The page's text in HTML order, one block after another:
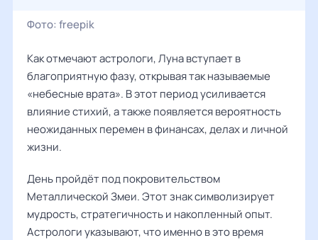
Фото: freepik
Как отмечают астрологи, Луна вступает в
благоприятную фазу, открывая так называемые
«небесные врата». В этот период усиливается
влияние стихий, а также появляется вероятность
неожиданных перемен в финансах, делах и личной
жизни.
День пройдёт под покровительством
Металлической Змеи. Этот знак символизирует
мудрость, стратегичность и накопленный опыт.
Астрологи указывают, что именно в это время